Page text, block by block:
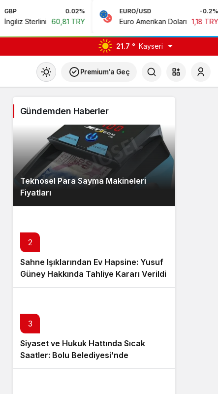
60,81 TRY
EURO/USD
Euro Amerikan Doları 1,18 TRY
21.7 ° Kayseri
Premium'a Geç
Gündemden Haberler
Teknosel Para Sayma Makineleri
Fiyatları
2
Sahne Işıklarından Ev Hapsine: Yusuf
Güney Hakkında Tahliye Kararı Verildi
3
Siyaset ve Hukuk Hattında Sıcak
Saatler: Bolu Belediyesi’nde
Jandarma Ekiplerince Yeni Arama